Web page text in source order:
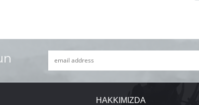
HAKKIMIZDA